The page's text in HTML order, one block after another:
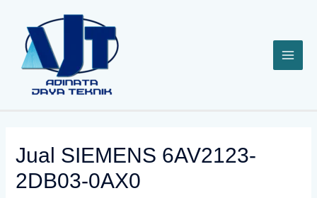
konten
Jual SIEMENS 6AV2123-
2DB03-0AX0